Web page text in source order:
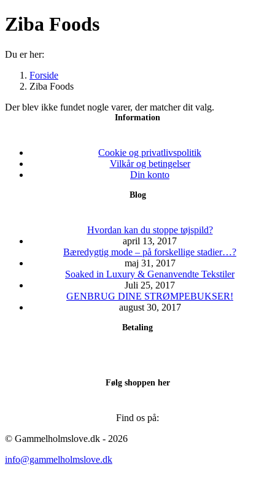
Ziba Foods
Du er her:
Forside
Ziba Foods
Der blev ikke fundet nogle varer, der matcher dit valg.
Information
Cookie og privatlivspolitik
Vilkår og betingelser
Din konto
Blog
Hvordan kan du stoppe tøjspild?
april 13, 2017
Bæredygtig mode – på forskellige stadier…?
maj 31, 2017
Soaked in Luxury & Genanvendte Tekstiler
Juli 25, 2017
GENBRUG DINE STRØMPEBUKSER!
august 30, 2017
Betaling
Følg shoppen her
Find os på:
© Gammelholmslove.dk - 2026
info@gammelholmslove.dk